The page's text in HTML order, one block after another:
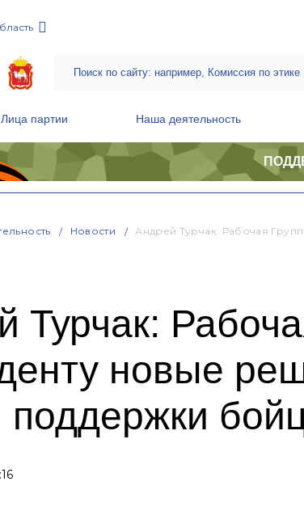
Лица партии Наша деятельность
Новости
Андрей Турчак: Рабочая
Турчак:
новые